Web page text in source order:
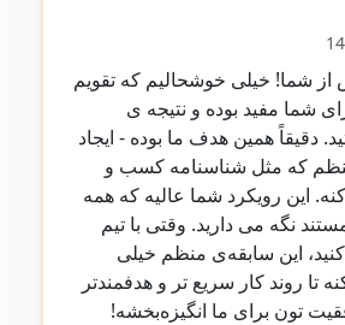
شما! خیلی خوشحالیم که تقویم
شما مفید بوده و نتیجه‌ ی
دقیقاً همین هدف ما بوده - ایجاد
که مثل شناسنامه کسب‌ و
این رویکرد شما عالیه که همه
نگه می‌ دارید. وقتی با تیم
این سابقه‌ی منظم خیلی
تا روند کار سریع‌ تر و هدفمندتر
تون برای ما انگیزه‌بخشه!